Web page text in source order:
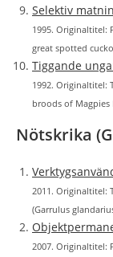
Selektiv
1995. Originaltitel:
great spotted
Tiggande
1992. Originaltitel:
broods of Magpies
Nötskrika
2011. Originaltitel:
(Garrulus
2007. Originaltitel: